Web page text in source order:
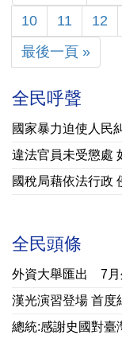
10
11 12
最後一頁 »
全民呼聲
國家暴力迫使人民
違法官員未受懲處
國稅局藉依法行政
全民頭條
外資大舉匯出 7月
漢光演習登場 首度
總統:感謝史國對